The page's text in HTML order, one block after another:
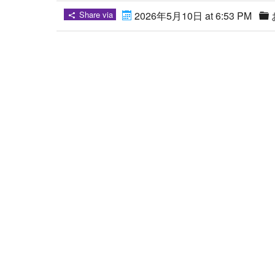
Share via 2026年5月10日 at 6:53 PM